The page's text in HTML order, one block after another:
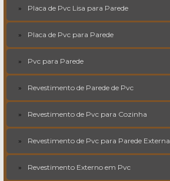
Placa de Pvc Lisa para Parede
Placa de Pvc para Parede
Pvc para Parede
Revestimento de Parede de Pvc
Revestimento de Pvc para Cozinha
Revestimento de Pvc para Parede Externa
Revestimento Externo em Pvc